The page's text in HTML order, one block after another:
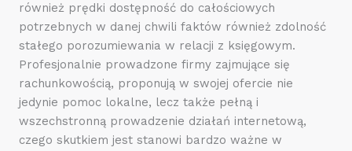
również prędki dostępność do całościowych
potrzebnych w danej chwili faktów również zdolność
stałego porozumiewania w relacji z księgowym.
Profesjonalnie prowadzone firmy zajmujące się
rachunkowością, proponują w swojej ofercie nie
jedynie pomoc lokalne, lecz także pełną i
wszechstronną prowadzenie działań internetową,
czego skutkiem jest stanowi bardzo ważne w